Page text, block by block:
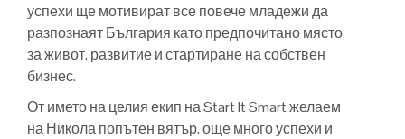
успехи ще мотивират все повече младежи да
разпознаят България като предпочитано място
за живот, развитие и стартиране на собствен
бизнес.
От името на целия екип на Start It Smart желаем
на Никола попътен вятър, още много успехи и